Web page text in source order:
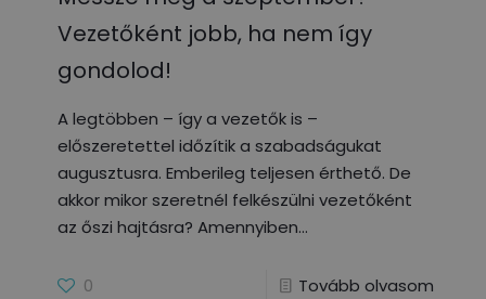
Vezetőként jobb, ha nem így
gondolod!
A legtöbben – így a vezetők is –
előszeretettel időzítik a szabadságukat
augusztusra. Emberileg teljesen érthető. De
akkor mikor szeretnél felkészülni vezetőként
az őszi hajtásra? Amennyiben
0 Tovább olvasom